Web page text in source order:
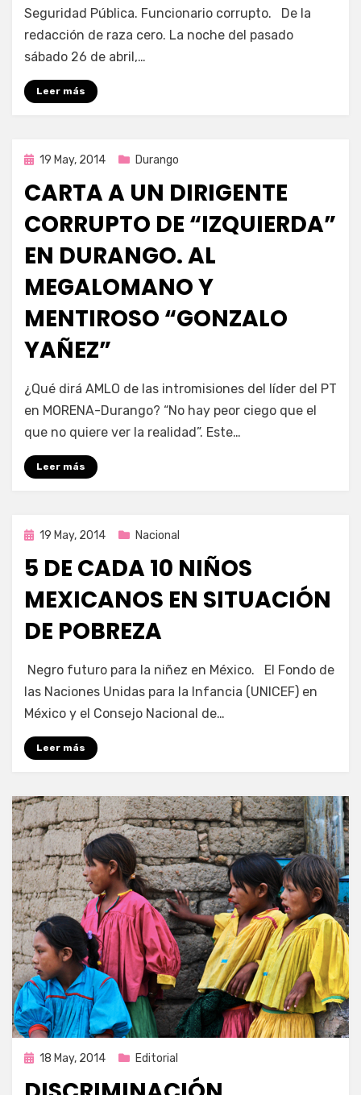
Seguridad Pública. Funcionario corrupto. De la
redacción de raza cero. La noche del pasado
sábado 26 de abril,…
Leer más
Publicada
19 May, 2014 Durango
CARTA A UN DIRIGENTE
CORRUPTO DE “IZQUIERDA”
EN DURANGO. AL
MEGALOMANO Y
MENTIROSO “GONZALO
YAÑEZ”
por Enrique
¿Qué dirá AMLO de las intromisiones del líder del PT
en MORENA-Durango? “No hay peor ciego que el
que no quiere ver la realidad”. Este…
Leer más
Publicada
19 May, 2014 Nacional
5 DE CADA 10 NIÑOS
MEXICANOS EN SITUACIÓN
DE POBREZA
Enrique
Negro futuro para la niñez en México. El Fondo de
las Naciones Unidas para la Infancia (UNICEF) en
México y el Consejo Nacional de…
Leer más
Publicada
18 May, 2014 Editorial